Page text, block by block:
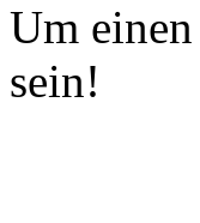
Um
sein!